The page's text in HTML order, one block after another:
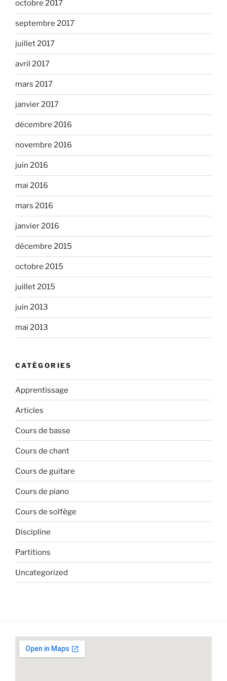
octobre 2017
septembre 2017
juillet 2017
avril 2017
mars 2017
janvier 2017
décembre 2016
novembre 2016
juin 2016
mai 2016
mars 2016
janvier 2016
décembre 2015
octobre 2015
juillet 2015
juin 2013
mai 2013
CATÉGORIES
Apprentissage
Articles
Cours de basse
Cours de chant
Cours de guitare
Cours de piano
Cours de solfège
Discipline
Partitions
Uncategorized